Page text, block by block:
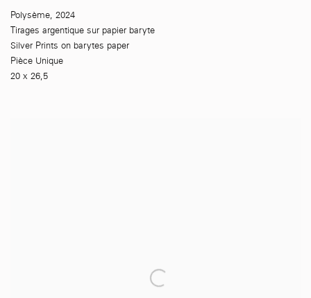
Polysème, 2024
Tirages argentique sur papier baryte
Silver Prints on barytes paper
Pièce Unique
20 x 26,5